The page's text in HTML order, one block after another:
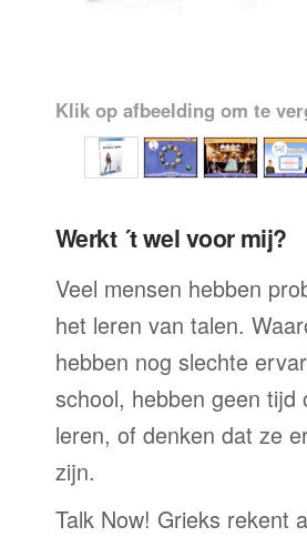
Klik op afbeelding om te
Werkt ´t wel voor mij?
Veel mensen hebben
het leren van talen.
hebben nog slechte
school, hebben geen tijd
leren, of denken dat ze
zijn.
Talk Now! Grieks rekent